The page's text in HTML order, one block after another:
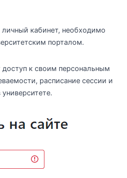
личный кабинет, необходимо
порталом.
доступ к своим персональным
расписание сессии и